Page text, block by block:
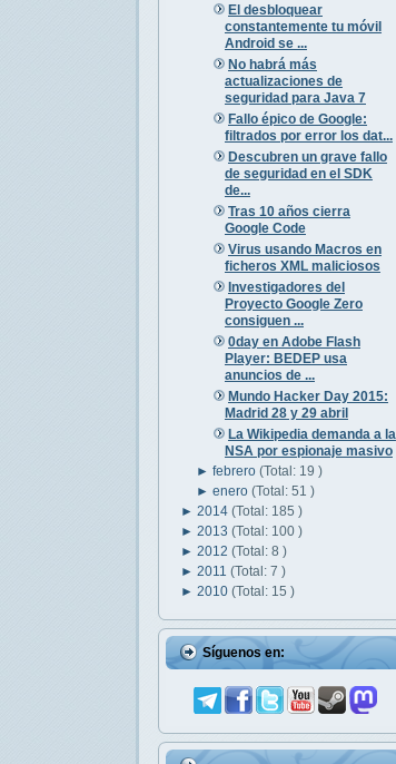
El desbloquear
constantemente tu móvil
Android se ...
No habrá más
actualizaciones de
seguridad para Java 7
Fallo épico de Google:
filtrados por error los dat...
Descubren un grave fallo
de seguridad en el SDK
de...
Tras 10 años cierra
Google Code
Virus usando Macros en
ficheros XML maliciosos
Investigadores del
Proyecto Google Zero
consiguen ...
0day en Adobe Flash
Player: BEDEP usa
anuncios de ...
Mundo Hacker Day 2015:
Madrid 28 y 29 abril
La Wikipedia demanda a la
NSA por espionaje masivo
►febrero(Total: 19 )
►enero(Total: 51 )
► 2014 (Total: 185 )
► 2013 (Total: 100 )
► 2012 (Total: 8 )
► 2011 (Total: 7 )
► 2010 (Total: 15 )
Síguenos en: